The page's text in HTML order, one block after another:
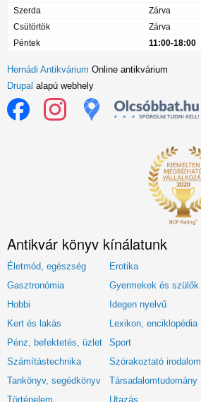
Szerda
Zárva
Csütörtök
Zárva
Péntek
11:00-18:00
Hernádi Antikvárium Online antikvárium
Drupal alapú webhely
Antikvár könyv kínálatunk
Életmód, egészség Erotika
Gasztronómia
Gyermekek és szülők
Hobbi
Idegen nyelvű
Kert és lakás
Lexikon, enciklopédia
Pénz, befektetés, üzlet
Sport
Számítástechnika
Szórakoztató irodalom
Tankönyv, segédkönyv
Társadalomtudomány
Történelem
Utazás